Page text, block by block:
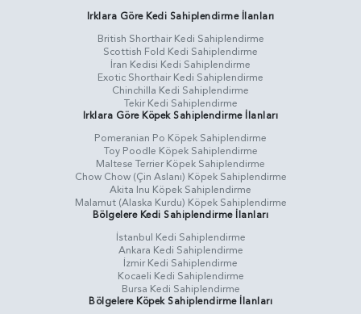
Irklara Göre Kedi Sahiplendirme İlanları
British Shorthair Kedi Sahiplendirme
Scottish Fold Kedi Sahiplendirme
İran Kedisi Kedi Sahiplendirme
Exotic Shorthair Kedi Sahiplendirme
Chinchilla Kedi Sahiplendirme
Tekir Kedi Sahiplendirme
Irklara Göre Köpek Sahiplendirme İlanları
Pomeranian Po Köpek Sahiplendirme
Toy Poodle Köpek Sahiplendirme
Maltese Terrier Köpek Sahiplendirme
Chow Chow (Çin Aslanı) Köpek Sahiplendirme
Akita Inu Köpek Sahiplendirme
Malamut (Alaska Kurdu) Köpek Sahiplendirme
Bölgelere Kedi Sahiplendirme İlanları
İstanbul Kedi Sahiplendirme
Ankara Kedi Sahiplendirme
İzmir Kedi Sahiplendirme
Kocaeli Kedi Sahiplendirme
Bursa Kedi Sahiplendirme
Bölgelere Köpek Sahiplendirme İlanları